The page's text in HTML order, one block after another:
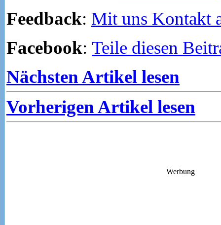
Feedback: Mit uns Kontakt
Facebook: Teile diesen
Nächsten Artikel lesen
Vorherigen Artikel lesen
Werbung